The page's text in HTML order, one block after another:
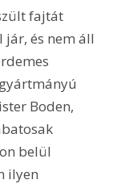
fajtát
jár, és nem áll
Boden,
belül
ilyen